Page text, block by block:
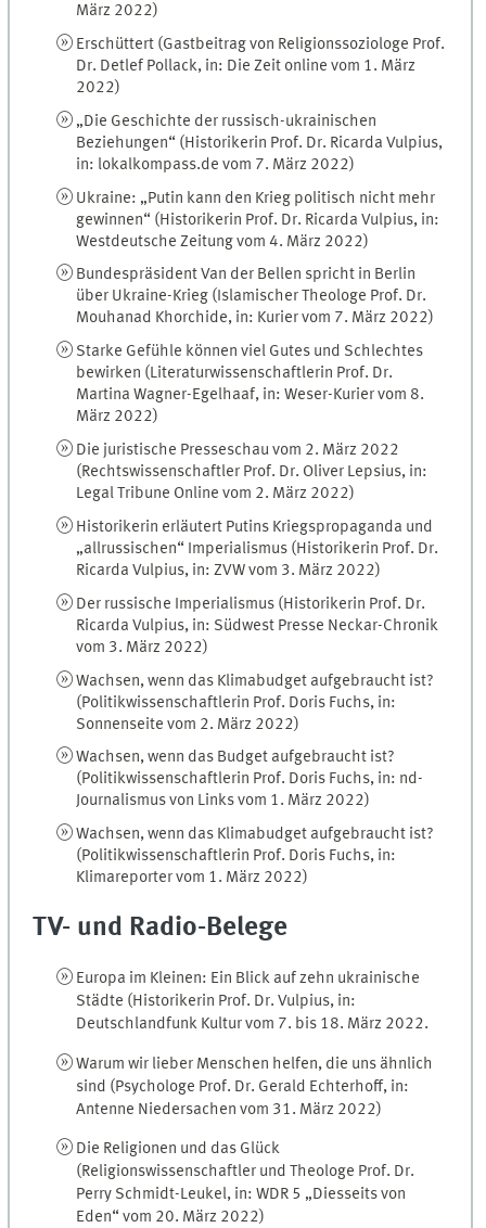
März 2022)
Erschüttert (Gastbeitrag von Religionssoziologe Prof.
Dr. Detlef Pollack, in: Die Zeit online vom 1. März
2022)
„Die Geschichte der russisch-ukrainischen
Beziehungen“ (Historikerin Prof. Dr. Ricarda Vulpius,
in: lokalkompass.de vom 7. März 2022)
Ukraine: „Putin kann den Krieg politisch nicht mehr
gewinnen“ (Historikerin Prof. Dr. Ricarda Vulpius, in:
Westdeutsche Zeitung vom 4. März 2022)
Bundespräsident Van der Bellen spricht in Berlin
über Ukraine-Krieg (Islamischer Theologe Prof. Dr.
Mouhanad Khorchide, in: Kurier vom 7. März 2022)
Starke Gefühle können viel Gutes und Schlechtes
bewirken (Literaturwissenschaftlerin Prof. Dr.
Martina Wagner-Egelhaaf, in: Weser-Kurier vom 8.
März 2022)
Die juristische Presseschau vom 2. März 2022
(Rechtswissenschaftler Prof. Dr. Oliver Lepsius, in:
Legal Tribune Online vom 2. März 2022)
Historikerin erläutert Putins Kriegspropaganda und
„allrussischen“ Imperialismus (Historikerin Prof. Dr.
Ricarda Vulpius, in: ZVW vom 3. März 2022)
Der russische Imperialismus (Historikerin Prof. Dr.
Ricarda Vulpius, in: Südwest Presse Neckar-Chronik
vom 3. März 2022)
Wachsen, wenn das Klimabudget aufgebraucht ist?
(Politikwissenschaftlerin Prof. Doris Fuchs, in:
Sonnenseite vom 2. März 2022)
Wachsen, wenn das Budget aufgebraucht ist?
(Politikwissenschaftlerin Prof. Doris Fuchs, in: nd-
Journalismus von Links vom 1. März 2022)
Wachsen, wenn das Klimabudget aufgebraucht ist?
(Politikwissenschaftlerin Prof. Doris Fuchs, in:
Klimareporter vom 1. März 2022)
TV- und Radio-Belege
Europa im Kleinen: Ein Blick auf zehn ukrainische
Städte (Historikerin Prof. Dr. Vulpius, in:
Deutschlandfunk Kultur vom 7. bis 18. März 2022.
Warum wir lieber Menschen helfen, die uns ähnlich
sind (Psychologe Prof. Dr. Gerald Echterhoff, in:
Antenne Niedersachen vom 31. März 2022)
Die Religionen und das Glück
(Religionswissenschaftler und Theologe Prof. Dr.
Perry Schmidt-Leukel, in: WDR 5 „Diesseits von
Eden“ vom 20. März 2022)